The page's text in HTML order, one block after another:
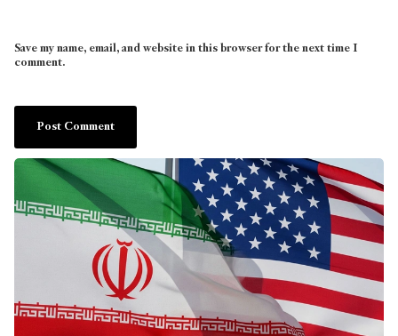
Save my name, email, and website in this browser for the next time I
comment.